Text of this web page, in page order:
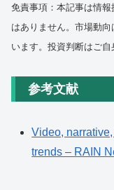
免責事項：本記事は情
はありません。市場動
います。投資判断はご自
参考文献
Video,
trends – RAIN